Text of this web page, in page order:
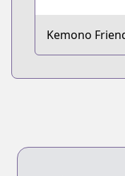
Kemono
Comic à la